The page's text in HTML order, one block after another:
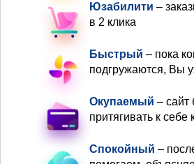
Юзабилити –
в 2 клика
Быстрый – пока
подгружаются, Вы
Окупаемый – сайт
притягивать к себе
Спокойный –